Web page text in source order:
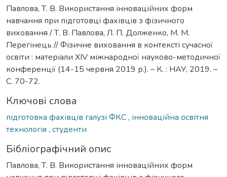
Павлова, Т. В. Використання інноваційних форм
навчання при підготовці фахівців з фізичного
виховання / Т. В. Павлова, Л. П. Долженко, М. М.
Перегінець // Фізичне виховання в контексті сучасної
освіти : матеріали ХІV міжнародної науково-методичної
конференції (14-15 червня 2019 р.). – К. : НАУ, 2019. –
С. 70-72.
Ключові слова
підготовка фахівців галузі ФКС, інноваційна освітня
технологія , студенти
Бібліографічний опис
Павлова, Т. В. Використання інноваційних форм